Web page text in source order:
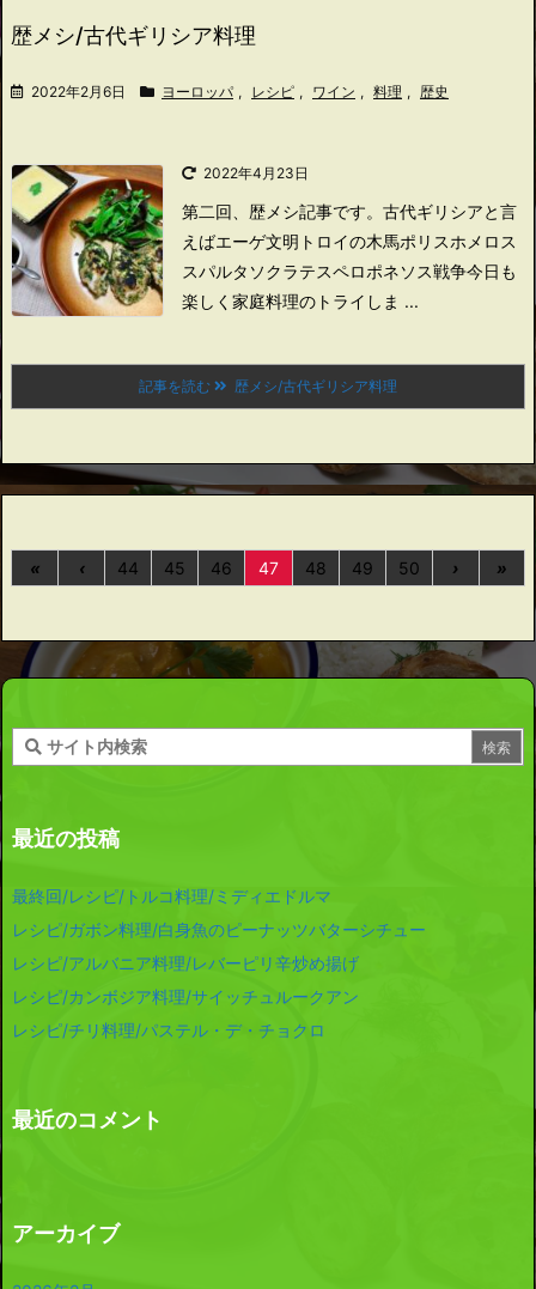
歴メシ/古代ギリシア料理
2022年2月6日 ヨーロッパ , レシピ , ワイン , 料理 , 歴史
2022年4月23日
第二回、歴メシ記事です。 古代ギリシアと言
えばエーゲ文明 トロイの木馬ポリスホメロス
スパルタ ソクラテスペロポネソス戦争今日も
楽しく家庭料理のトライしま ...
記事を読む 歴メシ/古代ギリシア料理
« ‹ 44 45 46 47 48 49 50 › »
最近の投稿
最終回/レシピ/トルコ料理/ミディエドルマ
レシピ/ガボン料理/白身魚のピーナッツバターシチュー
レシピ/アルバニア料理/レバーピリ辛炒め揚げ
レシピ/カンボジア料理/サイッチュルークアン
レシピ/チリ料理/パステル・デ・チョクロ
最近のコメント
アーカイブ